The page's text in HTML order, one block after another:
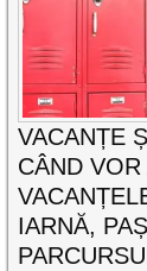
VACANȚE
CÂND VOR
IARNĂ,